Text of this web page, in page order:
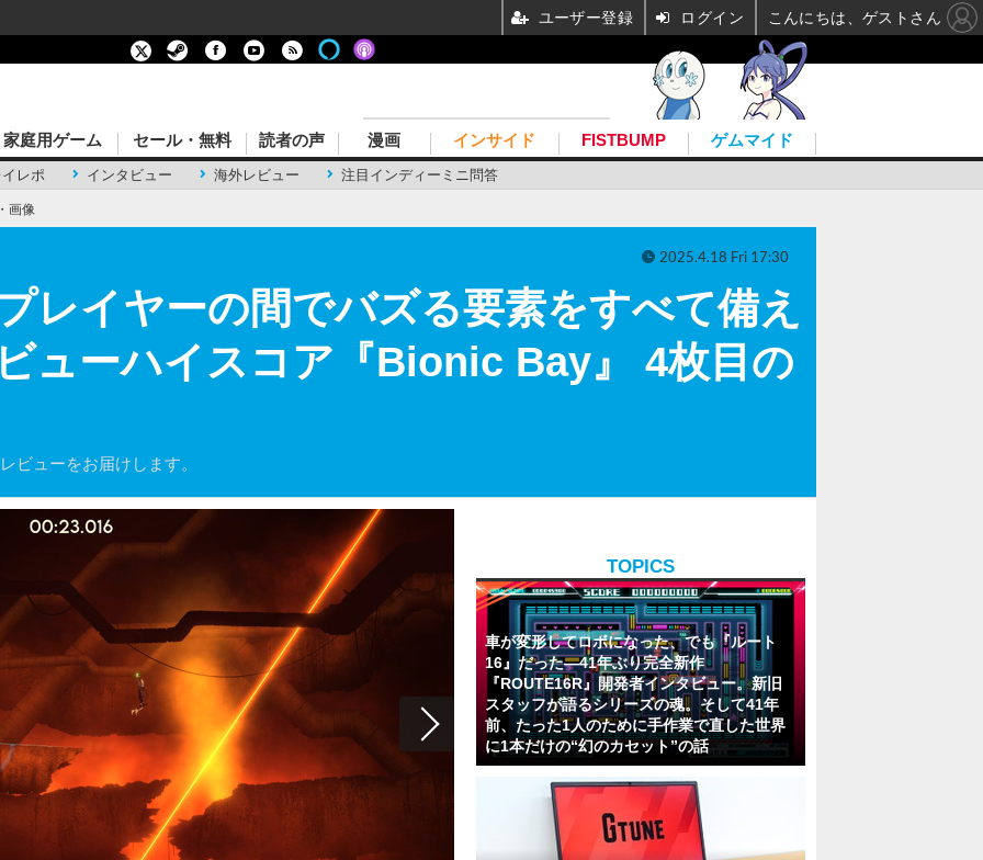
レポ インタビュー 海外レビュー 注目インディーミニ問答
家庭用ゲーム セール・無料 読者の声 漫画 インサイド FISTBUMP ゲムマイド
画像
レイヤーの間でバズる要素をすべて備え
ューハイスコア『Bionic Bay』 4枚目の
ビューをお届けします。
2025.4.18 Fri 17:30
TOPICS
車が変形してロボになった、でも『ルート
16』だった―41年ぶり完全新作
『ROUTE16R』開発者インタビュー。新旧
スタッフが語るシリーズの魂。そして41年
前、たった1人のために手作業で直した世界
に1本だけの“幻のカセット”の話
ユーザー登録 ログイン こんにちは、ゲストさん